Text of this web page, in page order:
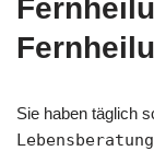
Sie haben täglich